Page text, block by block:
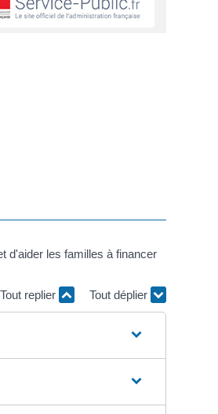
d'aider les familles à financer
Tout replier Tout déplier